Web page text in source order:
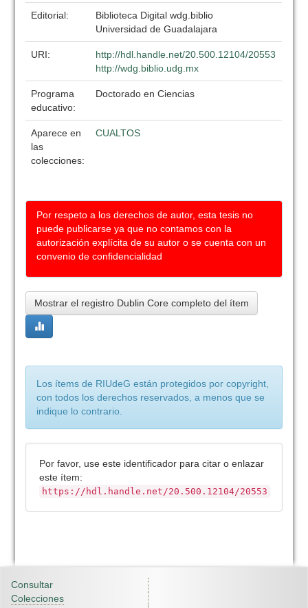
Editorial:
Biblioteca Digital wdg.biblio
Universidad de Guadalajara
URI:
http://hdl.handle.net/20.500.12104/20553
http://wdg.biblio.udg.mx
Programa
educativo:
Doctorado en Ciencias
Aparece en
las
colecciones:
CUALTOS
Por respeto a los derechos de autor, esta tesis no
puede publicarse ya que no contamos con la
autorización explícita de su autor o se cuenta con un
convenio de confidencialidad
Mostrar el registro Dublin Core completo del ítem
Los ítems de RIUdeG están protegidos por copyright,
con todos los derechos reservados, a menos que se
indique lo contrario.
Por favor, use este identificador para citar o enlazar
este ítem:
https://hdl.handle.net/20.500.12104/20553
Consultar
Colecciones